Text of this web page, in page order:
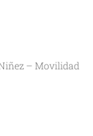
– Movilidad